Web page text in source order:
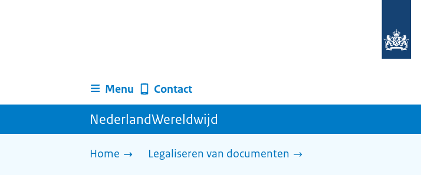
homepage
Menu Contact
NederlandWereldwijd
Home Legaliseren van documenten